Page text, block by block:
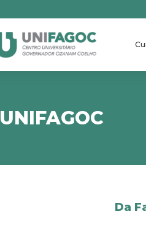
UNIFAGOC
Da